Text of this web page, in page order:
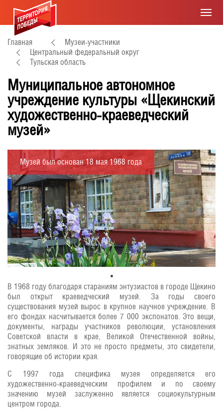
Главная
Музеи-участники
Центральный федеральный округ
Тульская область
Муниципальное автономное
учреждение культуры «Щекинский
художественно-краеведческий
музей»
Музей был основан 18 мая 1968 года
В 1968 году благодаря стараниям энтузиастов в городе Щекино
был открыт краеведческий музей. За годы своего
существования музей вырос в крупное научное учреждение. В
его фондах насчитывается более 7 000 экспонатов. Это вещи,
документы, награды участников революции, установления
Советской власти в крае, Великой Отечественной войны,
знатных земляков. И это не просто предметы, это свидетели,
говорящие об истории края.
С 1997 года специфика музея определяется его
художественно-краеведческим профилем и по своему
значению музей заслуженно является социокультурным
центром города.